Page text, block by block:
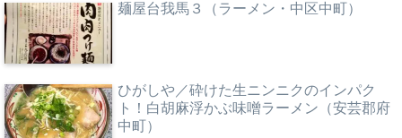
麺屋台我馬３（ラーメン・中区中町）
ひがしや／砕けた生ニンニクのインパク
ト！白胡麻浮かぶ味噌ラーメン（安芸郡府
中町）